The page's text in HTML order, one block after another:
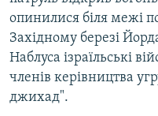
КРИМ РЕАЛІЇ
РУС
опинилися біля межі
Західному березі
Наблуса ізраїльські
членів керівництва
джихад".